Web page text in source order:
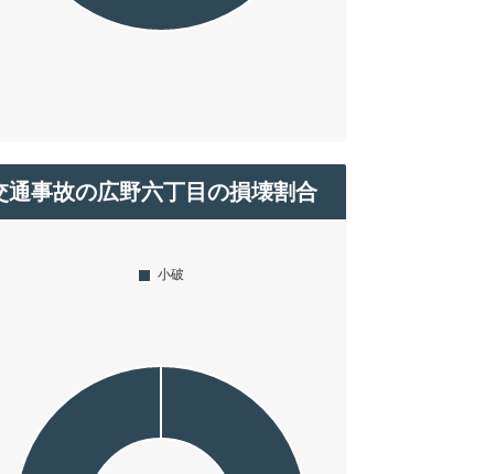
通事故の広野六丁目の損壊割合